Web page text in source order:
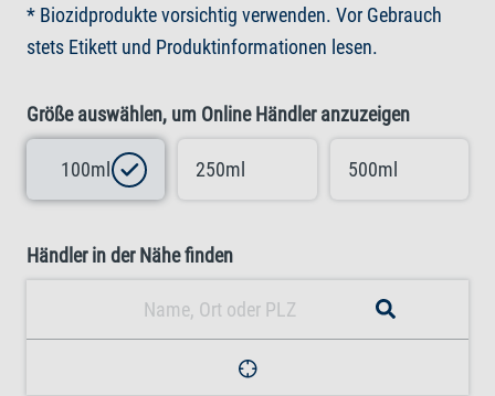
* Biozidprodukte vorsichtig verwenden. Vor Gebrauch
stets Etikett und Produktinformationen lesen.
Größe auswählen, um Online Händler anzuzeigen
100ml 250ml 500ml
Händler in der Nähe finden